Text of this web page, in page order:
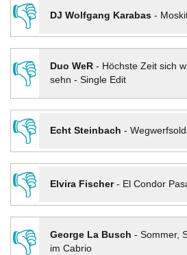
👎
DJ Wolfgang Karabas-
👎
Duo WeR- Höchste Zeit sich
sehn - Single Edit
👎
Echt Steinbach -
👎
Elvira Fischer- El Condor
👎
George La Busch - Sommer,
im Cabrio